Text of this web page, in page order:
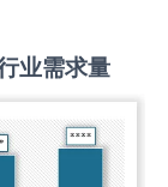
业需求量